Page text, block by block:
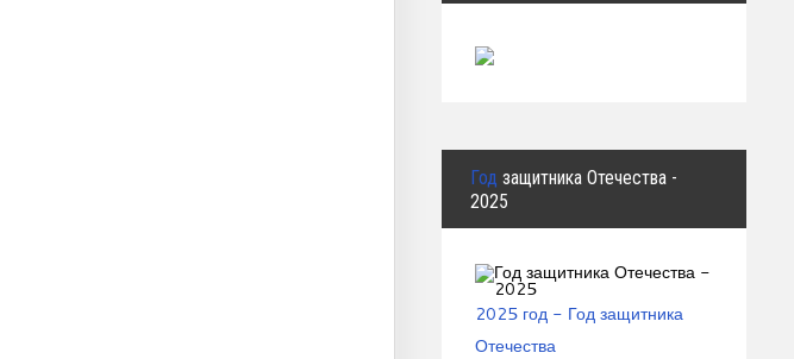
Год защитника Отечества -
2025
2025 год - Год защитника
Отечества